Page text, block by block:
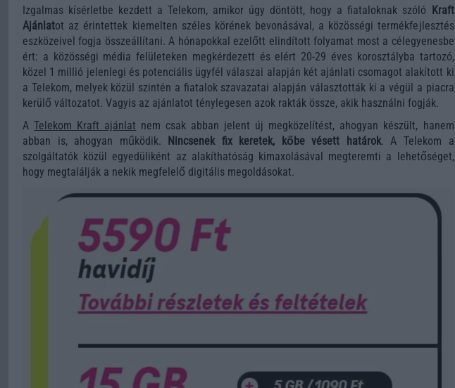
Izgalmas kísérletbe kezdett a Telekom, amikor úgy döntött, hogy a fiataloknak szóló
Kraft
Ajánlatot az érintettek kiemelten széles körének bevonásával, a közösségi termékfejlesztés
eszközeivel fogja összeállítani. A hónapokkal ezelőtt elindított folyamat most a célegyenesbe
ért: a közösségi média felületeken megkérdezett és elért 20-29 éves korosztályba tartozó,
közel 1 millió jelenlegi és potenciális ügyfél válaszai alapján két ajánlati csomagot alakított ki
a Telekom, melyek közül szintén a fiatalok szavazatai alapján választották ki a végül a piacra
kerülő változatot. Vagyis az ajánlatot ténylegesen azok rakták össze, akik használni fogják.
ATelekom Kraft ajánlat nem csak abban jelent új megközelítést, ahogyan készült, hanem
abban is, ahogyan működik. Nincsenek fix keretek, kőbe vésett határok. A Telekom a
szolgáltatók közül egyedüliként az alakíthatóság kimaxolásával megteremti a lehetőséget,
hogy megtalálják a nekik megfelelő digitális megoldásokat.